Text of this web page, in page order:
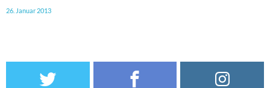
26. Januar 2013